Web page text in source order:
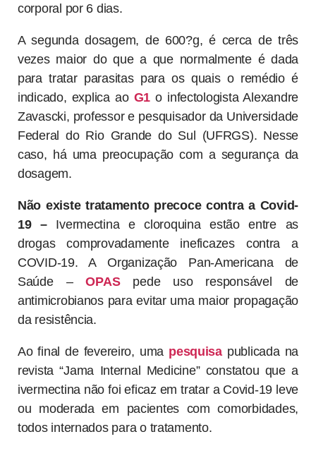
corporal por 6 dias.
A segunda dosagem, de 600?g, é cerca de três
vezes maior do que a que normalmente é dada
para tratar parasitas para os quais o remédio é
indicado, explica ao G1 o infectologista Alexandre
Zavascki, professor e pesquisador da Universidade
Federal do Rio Grande do Sul (UFRGS). Nesse
caso, há uma preocupação com a segurança da
dosagem.
Não existe tratamento precoce contra a Covid-
19 – Ivermectina e cloroquina estão entre as
drogas comprovadamente ineficazes contra a
COVID-19. A Organização Pan-Americana de
Saúde –OPASpede uso responsável de
antimicrobianos para evitar uma maior propagação
da resistência.
Ao final de fevereiro, uma pesquisapublicada na
revista “Jama Internal Medicine” constatou que a
ivermectina não foi eficaz em tratar a Covid-19 leve
ou moderada em pacientes com comorbidades,
todos internados para o tratamento.